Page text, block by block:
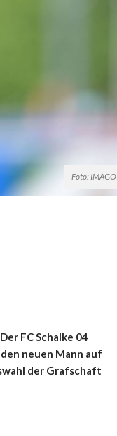
Foto: IMAGO
FC Schalke 04
neuen Mann auf
der Grafschaft